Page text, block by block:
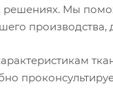
решениях. Мы